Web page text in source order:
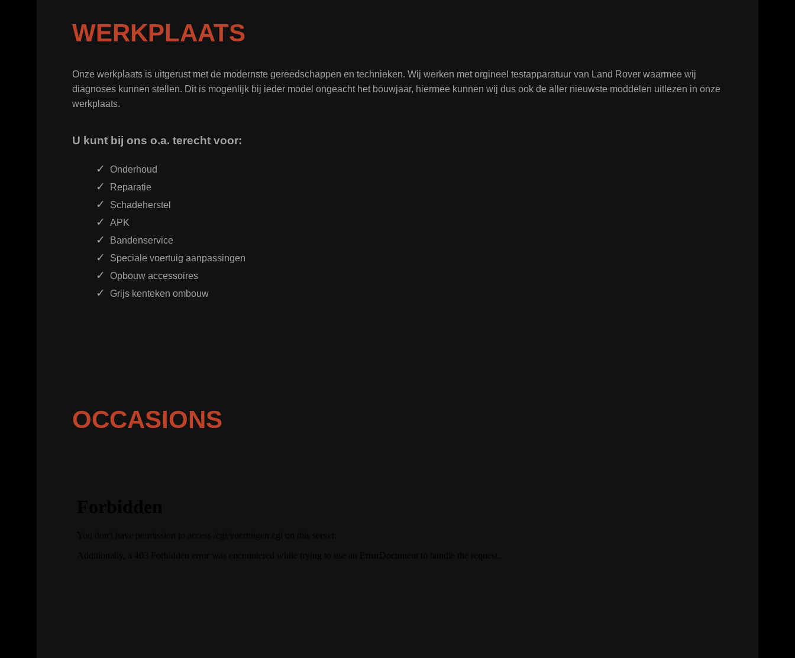
WERKPLAATS
Onze werkplaats is uitgerust met de modernste gereedschappen en technieken. Wij werken met orgineel testapparatuur van Land Rover waarmee wij
diagnoses kunnen stellen. Dit is mogenlijk bij ieder model ongeacht het bouwjaar, hiermee kunnen wij dus ook de aller nieuwste moddelen uitlezen in onze
werkplaats.
U kunt bij ons o.a. terecht voor:
Onderhoud
Reparatie
Schadeherstel
APK
Bandenservice
Speciale voertuig aanpassingen
Opbouw accessoires
Grijs kenteken ombouw
OCCASIONS